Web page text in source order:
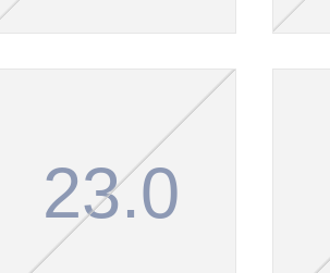
23.0